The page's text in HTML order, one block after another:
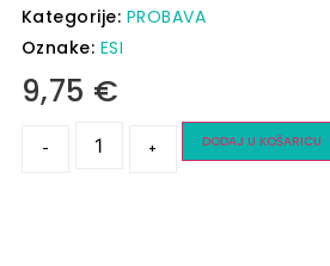
Kategorije: PROBAVA
Oznake: ESI
9,75 €
- + DODAJ U KOŠARICU